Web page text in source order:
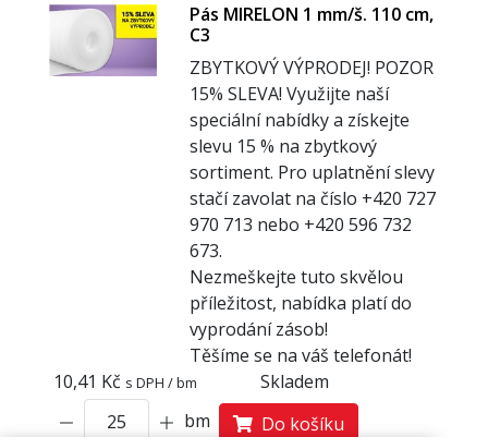
Pás MIRELON 1 mm/š. 110 cm,
C3
ZBYTKOVÝ VÝPRODEJ! POZOR
15% SLEVA! Využijte naší
speciální nabídky a získejte
slevu 15 % na zbytkový
sortiment. Pro uplatnění slevy
stačí zavolat na číslo +420 727
970 713 nebo +420 596 732
673.
Nezmeškejte tuto skvělou
příležitost, nabídka platí do
vyprodání zásob!
Těšíme se na váš telefonát!
10,41 Kč s DPH / bm
Skladem
bm
Do košíku